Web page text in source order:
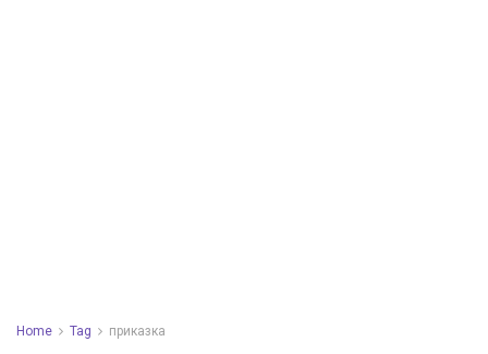
Home Tag приказка